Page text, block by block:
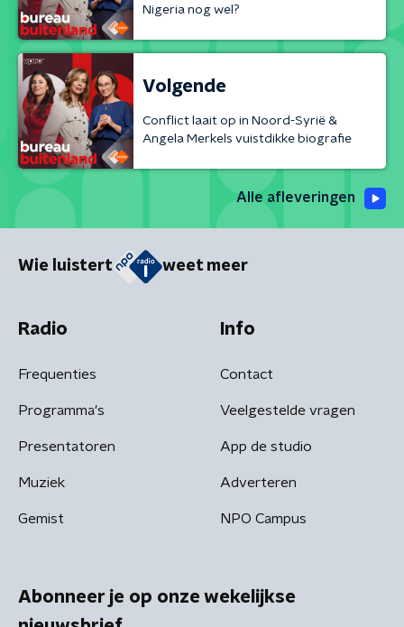
Nigeria nog wel?
Volgende
Conflict laait op in Noord-Syrië &
Angela Merkels vuistdikke biografie
Alle afleveringen
Wie luistert weet meer
Radio
Frequenties
Programma's
Presentatoren
Muziek
Gemist
Info
Contact
Veelgestelde vragen
App de studio
Adverteren
NPO Campus
Abonneer je op onze wekelijkse